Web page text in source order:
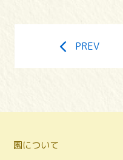
PREV
園について